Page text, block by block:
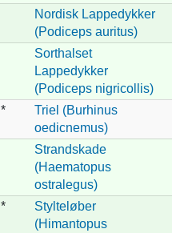
Nordisk Lappedykker
(Podiceps auritus)
Sorthalset
Lappedykker
(Podiceps nigricollis)
*
Triel (Burhinus
oedicnemus)
Strandskade
(Haematopus
ostralegus)
*
Stylteløber
(Himantopus